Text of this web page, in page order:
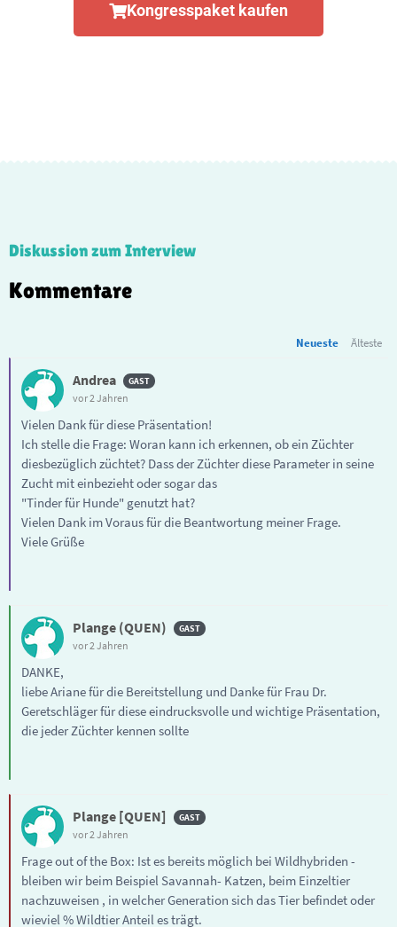
Kongresspaket kaufen
Diskussion zum Interview
Kommentare
Neueste Älteste
Andrea
vor 2 Jahren
Vielen Dank für diese Präsentation!
Ich stelle die Frage: Woran kann ich erkennen, ob ein Züchter
diesbezüglich züchtet? Dass der Züchter diese Parameter in seine
Zucht mit einbezieht oder sogar das
"Tinder für Hunde" genutzt hat?
Vielen Dank im Voraus für die Beantwortung meiner Frage.
Viele Grüße
Plange (QUEN)
vor 2 Jahren
DANKE,
liebe Ariane für die Bereitstellung und Danke für Frau Dr.
Geretschläger für diese eindrucksvolle und wichtige Präsentation,
die jeder Züchter kennen sollte
Plange [QUEN]
vor 2 Jahren
Frage out of the Box: Ist es bereits möglich bei Wildhybriden -
bleiben wir beim Beispiel Savannah- Katzen, beim Einzeltier
nachzuweisen , in welcher Generation sich das Tier befindet oder
wieviel % Wildtier Anteil es trägt.